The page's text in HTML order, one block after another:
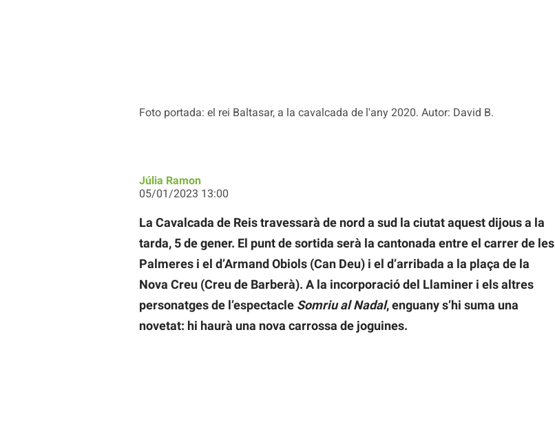
Foto portada: el rei Baltasar, a la cavalcada de l'any 2020. Autor: David B.
Júlia Ramon
05/01/2023 13:00
La Cavalcada de Reis travessarà de nord a sud la ciutat aquest dijous a la
tarda, 5 de gener. El punt de sortida serà la cantonada entre el carrer de les
Palmeres i el d’Armand Obiols (Can Deu) i el d’arribada a la plaça de la
Nova Creu (Creu de Barberà). A la incorporació del Llaminer i els altres
personatges de l’espectacle Somriu al Nadal, enguany s’hi suma una
novetat: hi haurà una nova carrossa de joguines.